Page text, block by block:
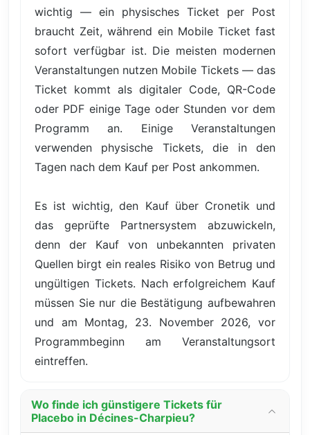
wichtig — ein physisches Ticket per Post
braucht Zeit, während ein Mobile Ticket fast
sofort verfügbar ist. Die meisten modernen
Veranstaltungen nutzen Mobile Tickets — das
Ticket kommt als digitaler Code, QR-Code
oder PDF einige Tage oder Stunden vor dem
Programm an. Einige Veranstaltungen
verwenden physische Tickets, die in den
Tagen nach dem Kauf per Post ankommen.
Es ist wichtig, den Kauf über Cronetik und
das geprüfte Partnersystem abzuwickeln,
denn der Kauf von unbekannten privaten
Quellen birgt ein reales Risiko von Betrug und
ungültigen Tickets. Nach erfolgreichem Kauf
müssen Sie nur die Bestätigung aufbewahren
und am Montag, 23. November 2026, vor
Programmbeginn am Veranstaltungsort
eintreffen.
Wo finde ich günstigere Tickets für
Placebo in Décines-Charpieu?